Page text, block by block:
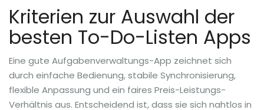
Kriterien zur Auswahl der
besten To-Do-Listen Apps
Eine gute Aufgabenverwaltungs-App zeichnet sich
durch einfache Bedienung, stabile Synchronisierung,
flexible Anpassung und ein faires Preis-Leistungs-
Verhältnis aus. Entscheidend ist, dass sie sich nahtlos in